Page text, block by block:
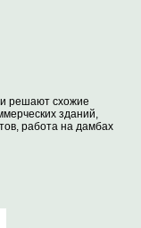
решают схожие
зданий,
работа на дамбах